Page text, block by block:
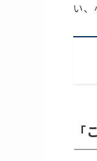
い、
「
——